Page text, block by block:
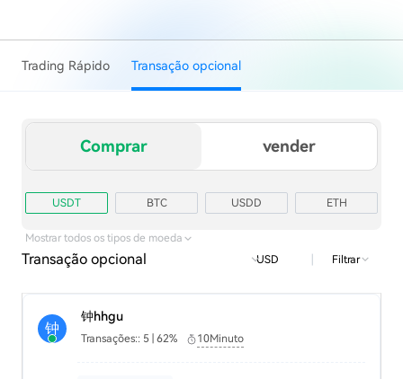
Trading Rápido Transação opcional
Comprar vender
USDT BTC USDD ETH
TRX USD1
Mostrar todos os tipos de moeda
Transação opcional USD | Filtrar
钟
钟hhgu
Transações:: 5 | 62% 10Minuto